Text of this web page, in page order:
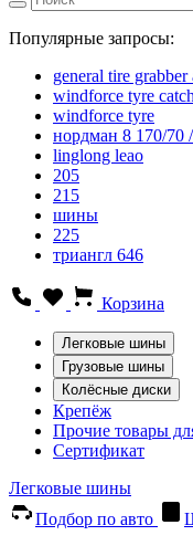
Популярные запросы:
general tire grabber
windforce tyre
windforce tyre
нордман 8 170/70
linglong leao
205
215
шины
225
триангл 646
Корзина
Легковые шины
Грузовые шины
Колёсные диски
Крепёж
Прочие товары
Сертификат
Легковые шины
Подбор по авто